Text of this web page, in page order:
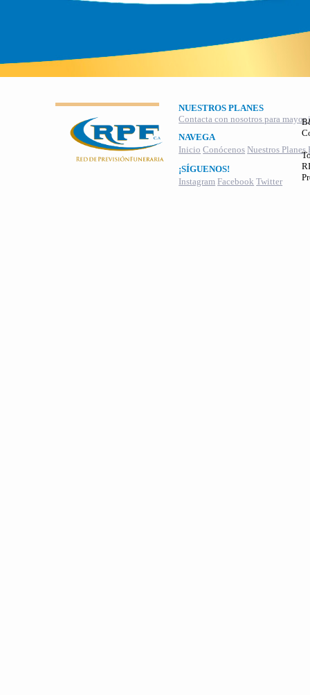
NUESTROS PLANES
Contacta con nosotros para
NAVEGA
Inicio Conócenos Nuestros Planes
¡SÍGUENOS!
Instagram Facebook Twitter